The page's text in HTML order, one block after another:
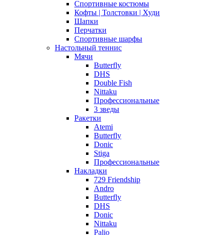
Спортивные костюмы
Кофты | Толстовки | Худи
Шапки
Перчатки
Спортивные шарфы
Настольный теннис
Мячи
Butterfly
DHS
Double Fish
Nittaku
Профессиональные
3 зведы
Ракетки
Atemi
Butterfly
Donic
Stiga
Профессиональные
Накладки
729 Friendship
Andro
Butterfly
DHS
Donic
Nittaku
Palio